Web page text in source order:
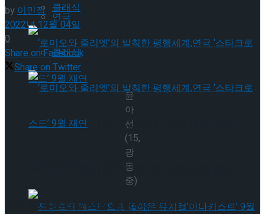
클래식
‘로미오와 줄리엣’의 발칙한 평행세계,연극 ‘스
타크로스드’ 9월 재연
연극
클래식
‘로미오와 줄리엣’의 발칙한 평행세계,연극 ‘스
타크로스드’ 9월 재연
by이민정
2022년 12월 04일
0
Share on Facebook
Share on Twitter
윤
아
선
(15,
광
동
중)
윤아선(15, 광동중)이 4일 열린 2022 전국남녀 피겨스케이팅